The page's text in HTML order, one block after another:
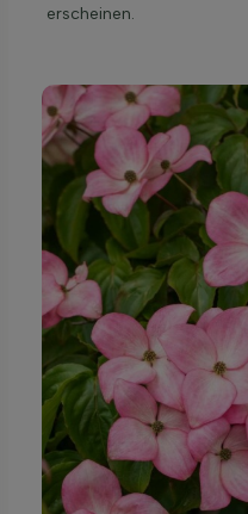
erscheinen.